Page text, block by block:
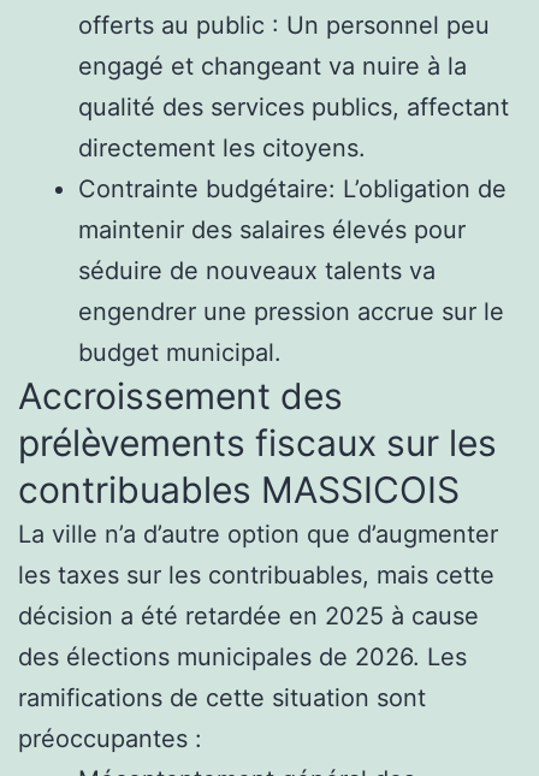
offerts au public : Un personnel peu
engagé et changeant va nuire à la
qualité des services publics, affectant
directement les citoyens.
Contrainte budgétaire: L’obligation de
maintenir des salaires élevés pour
séduire de nouveaux talents va
engendrer une pression accrue sur le
budget municipal.
Accroissement des
prélèvements fiscaux sur les
contribuables MASSICOIS
La ville n’a d’autre option que d’augmenter
les taxes sur les contribuables, mais cette
décision a été retardée en 2025 à cause
des élections municipales de 2026. Les
ramifications de cette situation sont
préoccupantes :